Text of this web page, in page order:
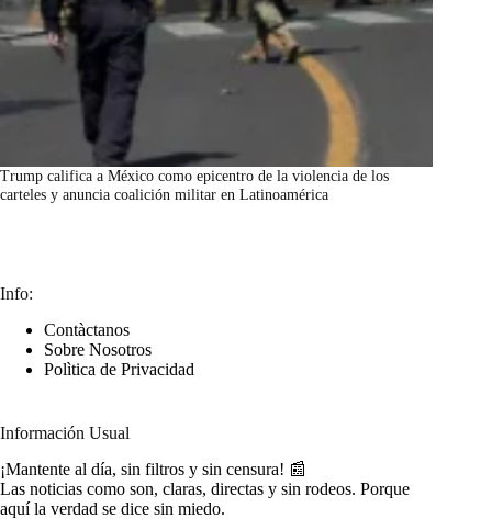
Trump califica a México como epicentro de la violencia de los
carteles y anuncia coalición militar en Latinoamérica
Info:
Contàctanos
Sobre Nosotros
Polìtica de Privacidad
Información Usual
¡Mantente al día, sin filtros y sin censura! 📰
Las noticias como son, claras, directas y sin rodeos. Porque
aquí la verdad se dice sin miedo.